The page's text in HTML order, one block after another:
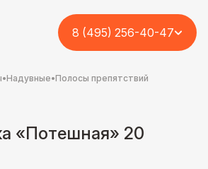
8 (495) 256-40-47
•Надувные•Полосы препятствий
«Потешная» 20